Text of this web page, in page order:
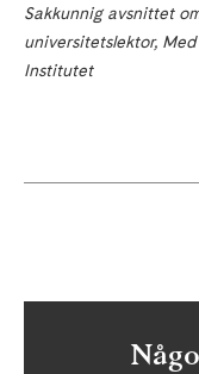
Sakkunnig avsnittet
universitetslektor,
Institutet